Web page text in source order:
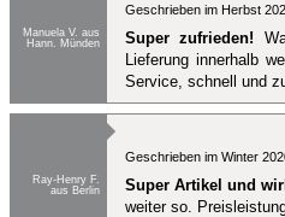
Manuela V. aus
Hann. Münden
Geschrieben im Herbst
Super zufrieden!
Lieferung innerhalb
Service, schnell und
Ray-Henry F.
aus Berlin
Geschrieben im Winter
Super Artikel und
weiter so.